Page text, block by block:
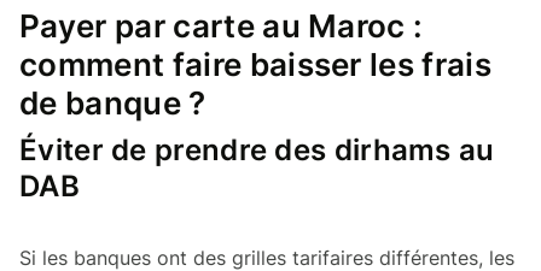
Payer par carte au Maroc :
comment faire baisser les frais
de banque ?
Éviter de prendre des dirhams au
DAB
Si les banques ont des grilles tarifaires différentes, les